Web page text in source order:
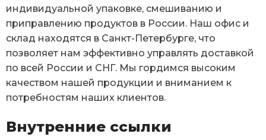
индивидуальной упаковке, смешиванию и
приправлению продуктов в России. Наш офис и
склад находятся в Санкт-Петербурге, что
позволяет нам эффективно управлять доставкой
по всей России и СНГ. Мы гордимся высоким
качеством нашей продукции и вниманием к
потребностям наших клиентов.
Внутренние ссылки